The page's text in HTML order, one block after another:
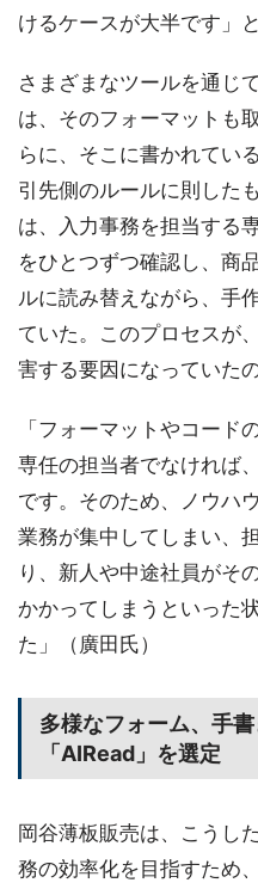
けるケースが大半です」と
さまざまなツールを通じ
は、そのフォーマットも
らに、そこに書かれてい
引先側のルールに則した
は、入力事務を担当する
をひとつずつ確認し、商
ルに読み替えながら、手
ていた。このプロセスが
害する要因になっていたの
「フォーマットやコード
専任の担当者でなければ
です。そのため、ノウハ
業務が集中してしまい、
り、新人や中途社員がそ
かかってしまうといった
た」（廣田氏）
多様なフォーム、手
「AIRead」を選定
岡谷薄板販売は、こうし
務の効率化を目指すため